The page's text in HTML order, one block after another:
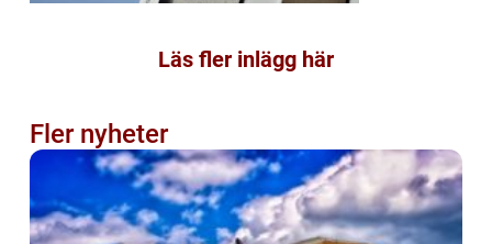
Läs fler inlägg här
Fler nyheter